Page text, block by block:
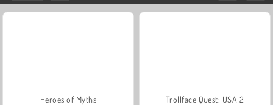
Heroes of Myths Trollface Quest: USA 2